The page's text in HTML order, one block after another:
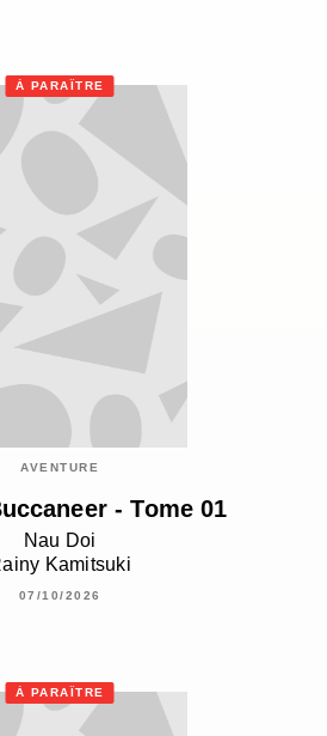
À PARAÎTRE
AVENTURE
- Tome 01
Nau Doi
Kamitsuki
07/10/2026
À PARAÎTRE